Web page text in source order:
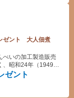
ゼント 大人佃煮
ゼント
べいの加工製造販売
、昭和24年（1949）